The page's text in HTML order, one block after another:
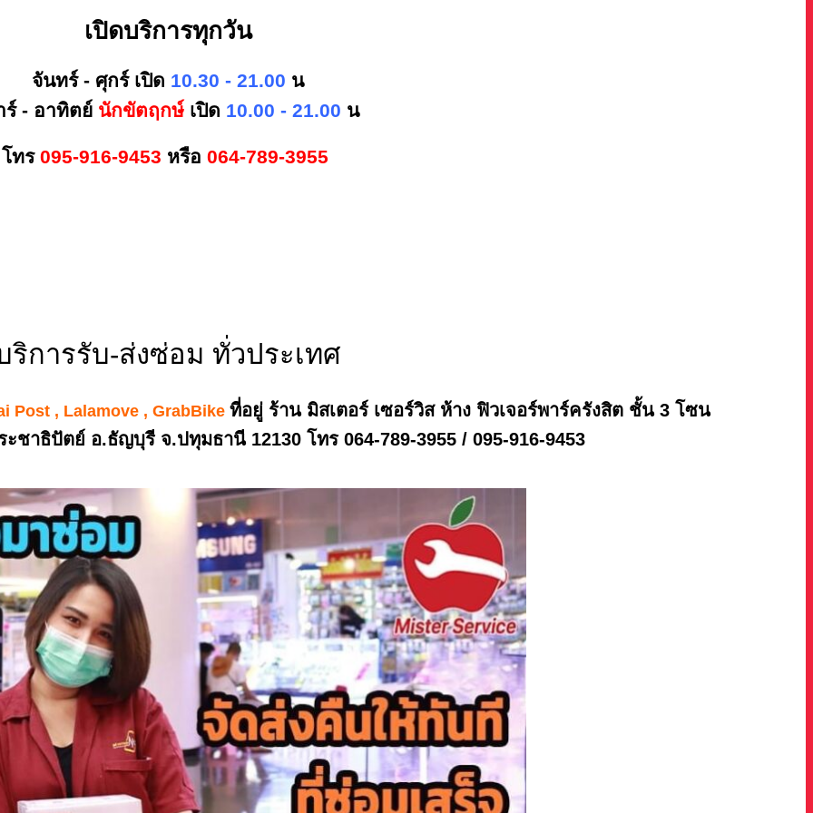
เปิดบริการทุกวัน
จันทร์ - ศุกร์ เปิด 10.30 - 21.00 น
ร์ - อาทิตย์ นักขัตฤกษ์เปิด 10.00 - 21.00 น
โทร 095-916-9453 หรือ 064-789-3955
ริการรับ-ส่งซ่อม ทั่วประเทศ
Post , Lalamove , GrabBike ที่อยู่ ร้าน มิสเตอร์ เซอร์วิส ห้าง ฟิวเจอร์พาร์ครังสิต ชั้น 3 โซน
ะชาธิปัตย์ อ.ธัญบุรี จ.ปทุมธานี 12130 โทร 064-789-3955 / 095-916-9453